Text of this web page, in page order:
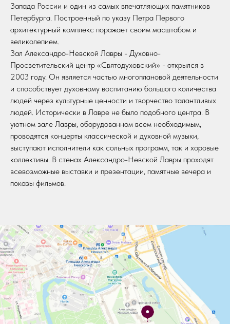
Запада России и один из самых впечатляющих памятников
Петербурга. Построенный по указу Петра Первого
архитектурный комплекс поражает своим масштабом и
великолепием.
Зал Александро-Невской Лавры - Духовно-
Просветительский центр «Святодуховский» - открылся в
2003 году. Он является частью многоплановой деятельности
и способствует духовному воспитанию большого количества
людей через культурные ценности и творчество талантливых
людей. Исторически в Лавре не было подобного центра. В
уютном зале Лавры, оборудованном всем необходимым,
проводятся концерты классической и духовной музыки,
выступают исполнители как сольных программ, так и хоровые
коллективы. В стенах Александро-Невской Лавры проходят
всевозможные выставки и презентации, памятные вечера и
показы фильмов.